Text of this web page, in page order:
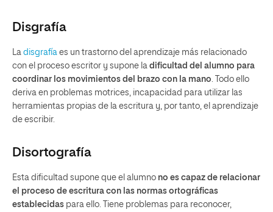
Disgrafía
La disgrafía es un trastorno del aprendizaje más relacionado
con el proceso escritor y supone la dificultad del alumno para
coordinar los movimientos del brazo con la mano. Todo ello
deriva en problemas motrices, incapacidad para utilizar las
herramientas propias de la escritura y, por tanto, el aprendizaje
de escribir.
Disortografía
Esta dificultad supone que el alumno no es capaz de relacionar
el proceso de escritura con las normas ortográficas
establecidas para ello. Tiene problemas para reconocer,